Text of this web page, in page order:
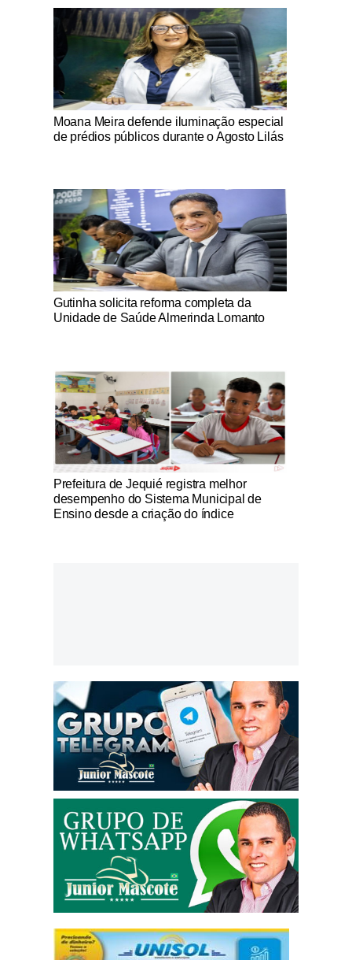
Notícias Católicas
Moana Meira defende iluminação especial
de prédios públicos durante o Agosto Lilás
Notícias Católicas
Gutinha solicita reforma completa da
Unidade de Saúde Almerinda Lomanto
Notícias Católicas
Prefeitura de Jequié registra melhor
desempenho do Sistema Municipal de
Ensino desde a criação do índice